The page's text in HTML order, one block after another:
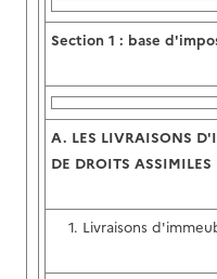
Section 1 : base
A. LES LIVRAISONS
DE DROITS ASSIMILES
1. Livraisons